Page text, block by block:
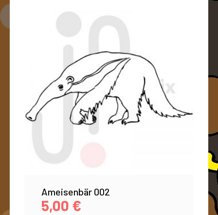
Ameisenbär 002
5,00 €